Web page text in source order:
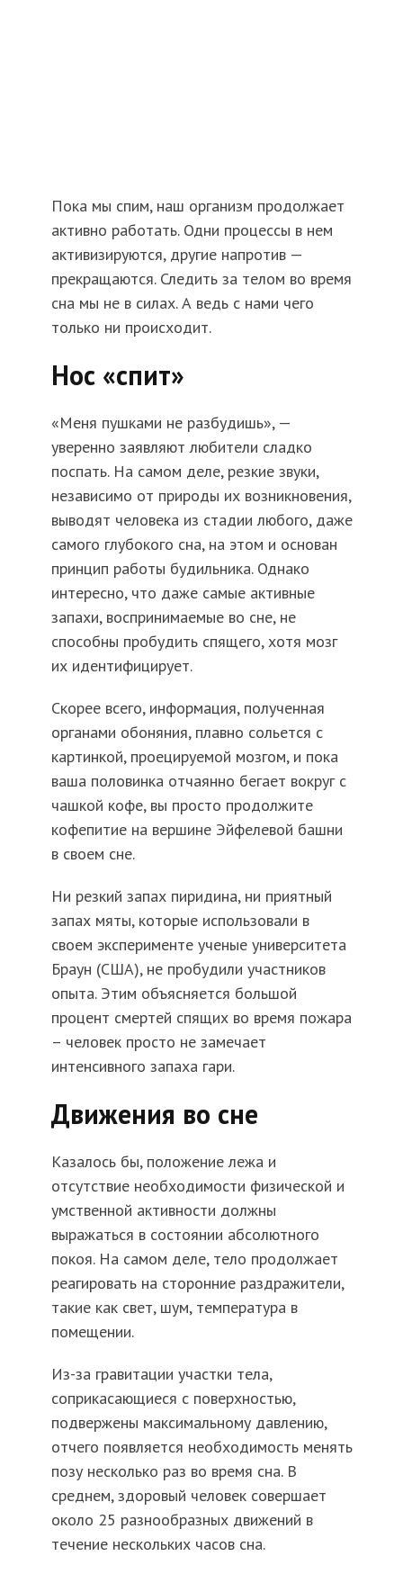
Пока мы спим, наш организм продолжает
активно работать. Одни процессы в нем
активизируются, другие напротив —
прекращаются. Следить за телом во время
сна мы не в силах. А ведь с нами чего
только ни происходит.
Нос «спит»
«Меня пушками не разбудишь», —
уверенно заявляют любители сладко
поспать. На самом деле, резкие звуки,
независимо от природы их возникновения,
выводят человека из стадии любого, даже
самого глубокого сна, на этом и основан
принцип работы будильника. Однако
интересно, что даже самые активные
запахи, воспринимаемые во сне, не
способны пробудить спящего, хотя мозг
их идентифицирует.
Скорее всего, информация, полученная
органами обоняния, плавно сольется с
картинкой, проецируемой мозгом, и пока
ваша половинка отчаянно бегает вокруг с
чашкой кофе, вы просто продолжите
кофепитие на вершине Эйфелевой башни
в своем сне.
Ни резкий запах пиридина, ни приятный
запах мяты, которые использовали в
своем эксперименте ученые университета
Браун (США), не пробудили участников
опыта. Этим объясняется большой
процент смертей спящих во время пожара
– человек просто не замечает
интенсивного запаха гари.
Движения во сне
Казалось бы, положение лежа и
отсутствие необходимости физической и
умственной активности должны
выражаться в состоянии абсолютного
покоя. На самом деле, тело продолжает
реагировать на сторонние раздражители,
такие как свет, шум, температура в
помещении.
Из-за гравитации участки тела,
соприкасающиеся с поверхностью,
подвержены максимальному давлению,
отчего появляется необходимость менять
позу несколько раз во время сна. В
среднем, здоровый человек совершает
около 25 разнообразных движений в
течение нескольких часов сна.